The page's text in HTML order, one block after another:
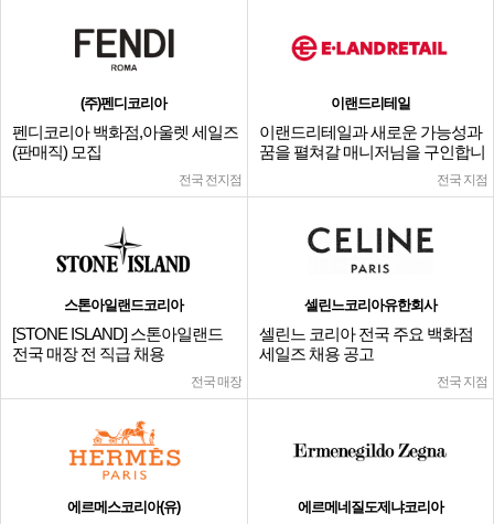
(주)펜디코리아
펜디코리아 백화점,아울렛 세일즈
(판매직) 모집
전국 전지점
이랜드리테일
이랜드리테일과 새로운 가능성과
꿈을 펼쳐갈 매니저님을 구인합니
전국 지점
스톤아일랜드코리아
[STONE ISLAND] 스톤아일랜드
전국 매장 전 직급 채용
전국 매장
셀린느코리아유한회사
셀린느 코리아 전국 주요 백화점
세일즈 채용 공고
전국 지점
에르메스코리아(유) 에르메네질도제냐코리아